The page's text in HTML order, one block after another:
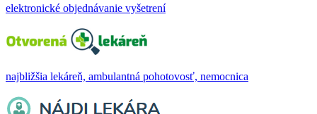
elektronické objednávanie vyšetrení
najbližšia lekáreň, ambulantná pohotovosť, nemocnica